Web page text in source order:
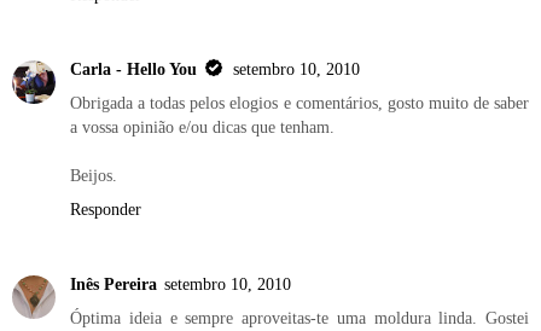
Carla - Hello You
setembro 10, 2010
Obrigada a todas pelos elogios e comentários, gosto muito de saber
a vossa opinião e/ou dicas que tenham.
Beijos.
Responder
Inês Pereira setembro 10, 2010
Óptima ideia e sempre aproveitas-te uma moldura linda. Gostei